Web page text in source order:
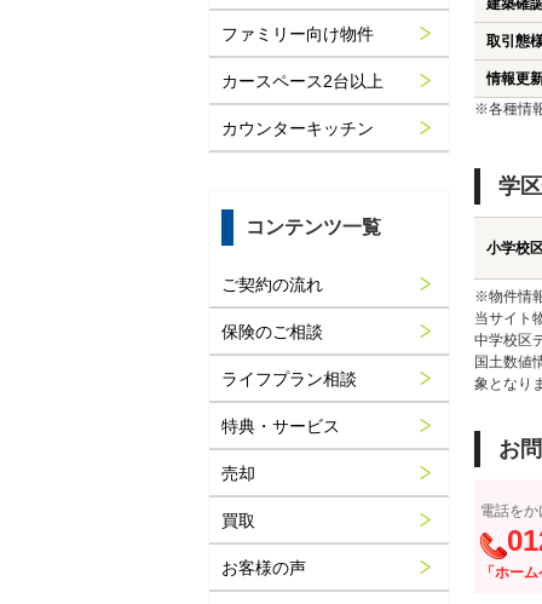
建築確
取引態
情報更
※各種情
学
小学校
※物件情
当サイト
中学校区
国土数値
象となり
お
電話を
「ホー
ファミリー向け物件
カースペース2台以上
カウンターキッチン
コンテンツ一覧
ご契約の流れ
保険のご相談
ライフプラン相談
特典・サービス
売却
買取
お客様の声